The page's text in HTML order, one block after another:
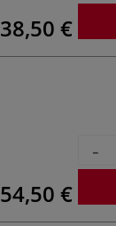
38,50 €
54,50 €
-